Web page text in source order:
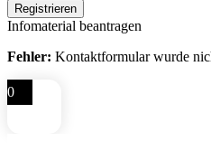
Infomaterial beantragen
Fehler: Kontaktformular wurde
0